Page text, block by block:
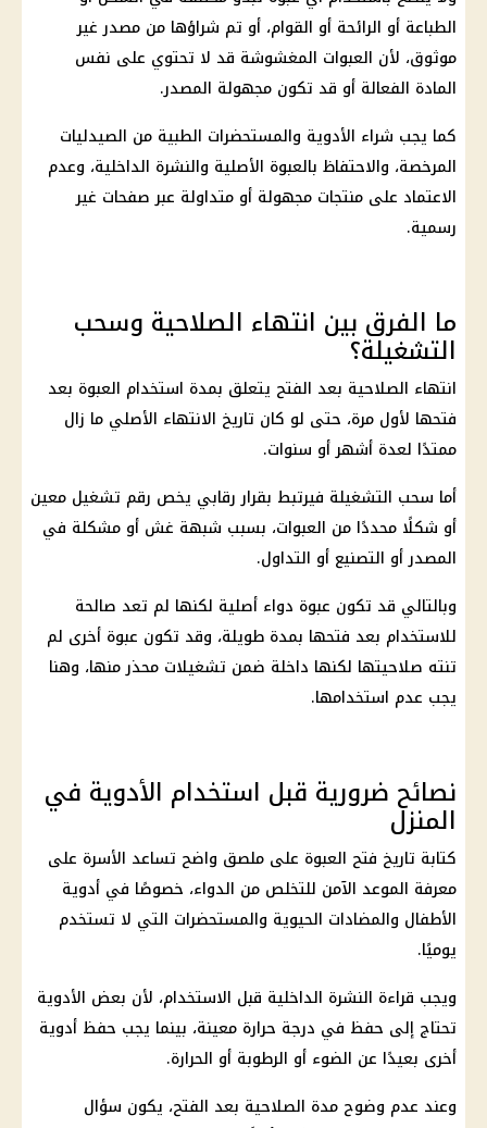
الطباعة أو الرائحة أو القوام، أو تم شراؤها من مصدر غير
موثوق، لأن العبوات المغشوشة قد لا تحتوي على نفس
المادة الفعالة أو قد تكون مجهولة المصدر.
كما يجب شراء الأدوية والمستحضرات الطبية من الصيدليات
المرخصة، والاحتفاظ بالعبوة الأصلية والنشرة الداخلية، وعدم
الاعتماد على منتجات مجهولة أو متداولة عبر صفحات غير
رسمية.
ما الفرق بين انتهاء الصلاحية وسحب
التشغيلة؟
انتهاء الصلاحية بعد الفتح يتعلق بمدة استخدام العبوة بعد
فتحها لأول مرة، حتى لو كان تاريخ الانتهاء الأصلي ما زال
ممتدًا لعدة أشهر أو سنوات.
أما سحب التشغيلة فيرتبط بقرار رقابي يخص رقم تشغيل معين
أو شكلًا محددًا من العبوات، بسبب شبهة غش أو مشكلة في
المصدر أو التصنيع أو التداول.
وبالتالي قد تكون عبوة دواء أصلية لكنها لم تعد صالحة
للاستخدام بعد فتحها بمدة طويلة، وقد تكون عبوة أخرى لم
تنته صلاحيتها لكنها داخلة ضمن تشغيلات محذر منها، وهنا
يجب عدم استخدامها.
نصائح ضرورية قبل استخدام الأدوية في
المنزل
كتابة تاريخ فتح العبوة على ملصق واضح تساعد الأسرة على
معرفة الموعد الآمن للتخلص من الدواء، خصوصًا في أدوية
الأطفال والمضادات الحيوية والمستحضرات التي لا تستخدم
يوميًا.
ويجب قراءة النشرة الداخلية قبل الاستخدام، لأن بعض الأدوية
تحتاج إلى حفظ في درجة حرارة معينة، بينما يجب حفظ أدوية
أخرى بعيدًا عن الضوء أو الرطوبة أو الحرارة.
وعند عدم وضوح مدة الصلاحية بعد الفتح، يكون سؤال